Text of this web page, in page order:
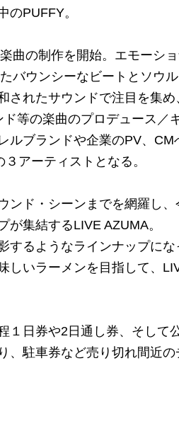
のPUFFY。
曲の制作を開始。エモーシ
バウンシーなビートとソウ
されたサウンドで注目を集め
等の楽曲のプロデュース／
ルブランドや企業のPV、
アーティストとなる。
ンド・シーンまでを網羅し
集結するLIVE AZUMA。
るようなラインナップにな
しいラーメンを目指して、
１日券や2日通し券、そして
、駐車券など売り切れ間近